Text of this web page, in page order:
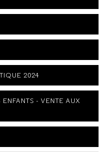
2024
- VENTE AUX